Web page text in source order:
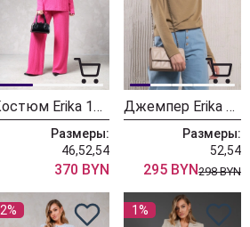
Костюм Erika 1683-1 розовый
Размеры:
46,52,54
370 BYN
Джемпер Erika C-116 бежевый
Размеры:
52,54
295 BYN298 BYN
2% 1%